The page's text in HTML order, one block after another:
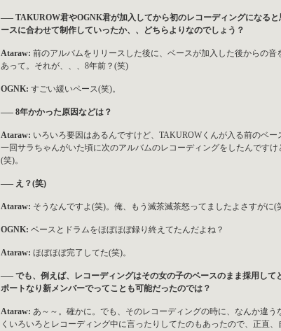
—– TAKUROW君やOGNK君が加入してから初のレコーディングになる
ースに合わせて制作していったか、、どちらよりなのでしょう？
Ataraw: 前のアルバムをリリースした後に、ベースが加入した後からの
あって。それが、、、8年前？(笑)
OGNK: すごい緩いペース(笑)。
—– 8年かかった原因などは？
Ataraw: いろいろ要因はあるんですけど、TAKUROWくんが入る前のベ
一回サラちゃんがいた頃に次のアルバムのレコーディングをしたんです
(笑)。
—– え？(笑)
Ataraw: そうなんですよ(笑)。俺、もう滅茶滅茶怒ってましたよさすがに(
OGNK: ベースとドラムをほぼほぼ録り終えてたんだよね？
Ataraw: ほぼほぼ完了してた(笑)。
—– でも、例えば、レコーディングはその女の子のベースのまま採用し
ポートなり新メンバーでってことも可能だったのでは？
Ataraw: あ～～。確かに。でも、そのレコーディングの時に、なんか違
くいろいろとレコーディング中に言ったりしてたのもあったので、正直